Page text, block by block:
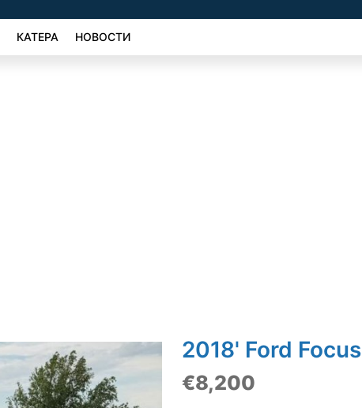
КАТЕРА НОВОСТИ
2018' Ford Focus
€8,200